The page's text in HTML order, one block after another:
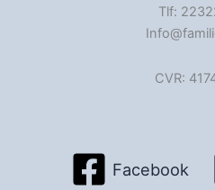
Tlf:
CVR:
Facebook